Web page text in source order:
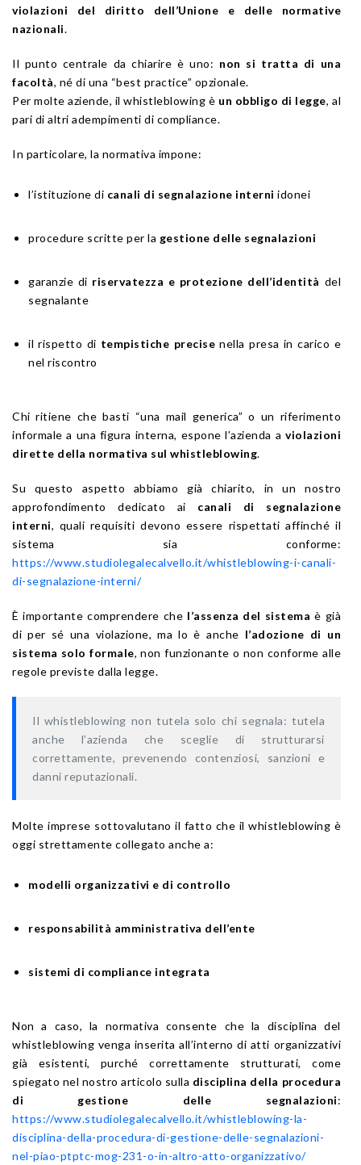
violazioni del diritto dell’Unione e delle normative
nazionali.
Il punto centrale da chiarire è uno: non si tratta di una
facoltà, né di una “best practice” opzionale.
Per molte aziende, il whistleblowing è un obbligo di legge, al
pari di altri adempimenti di compliance.
In particolare, la normativa impone:
l’istituzione di canali di segnalazione interni idonei
procedure scritte per la gestione delle segnalazioni
garanzie di riservatezza e protezione dell’identità del
segnalante
il rispetto di tempistiche precise nella presa in carico e
nel riscontro
Chi ritiene che basti “una mail generica” o un riferimento
informale a una figura interna, espone l’azienda a violazioni
dirette della normativa sul whistleblowing.
Su questo aspetto abbiamo già chiarito, in un nostro
approfondimento dedicato ai canali di segnalazione
interni, quali requisiti devono essere rispettati affinché il
sistema sia conforme:
https://www.studiolegalecalvello.it/whistleblowing-i-canali-
di-segnalazione-interni/
È importante comprendere che l’assenza del sistema è già
di per sé una violazione, ma lo è anche l’adozione di un
sistema solo formale, non funzionante o non conforme alle
regole previste dalla legge.
Il whistleblowing non tutela solo chi segnala: tutela
anche l’azienda che sceglie di strutturarsi
correttamente, prevenendo contenziosi, sanzioni e
danni reputazionali.
Molte imprese sottovalutano il fatto che il whistleblowing è
oggi strettamente collegato anche a:
modelli organizzativi e di controllo
responsabilità amministrativa dell’ente
sistemi di compliance integrata
Non a caso, la normativa consente che la disciplina del
whistleblowing venga inserita all’interno di atti organizzativi
già esistenti, purché correttamente strutturati, come
spiegato nel nostro articolo sulla disciplina della procedura
di gestione delle segnalazioni:
https://www.studiolegalecalvello.it/whistleblowing-la-
disciplina-della-procedura-di-gestione-delle-segnalazioni-
nel-piao-ptptc-mog-231-o-in-altro-atto-organizzativo/